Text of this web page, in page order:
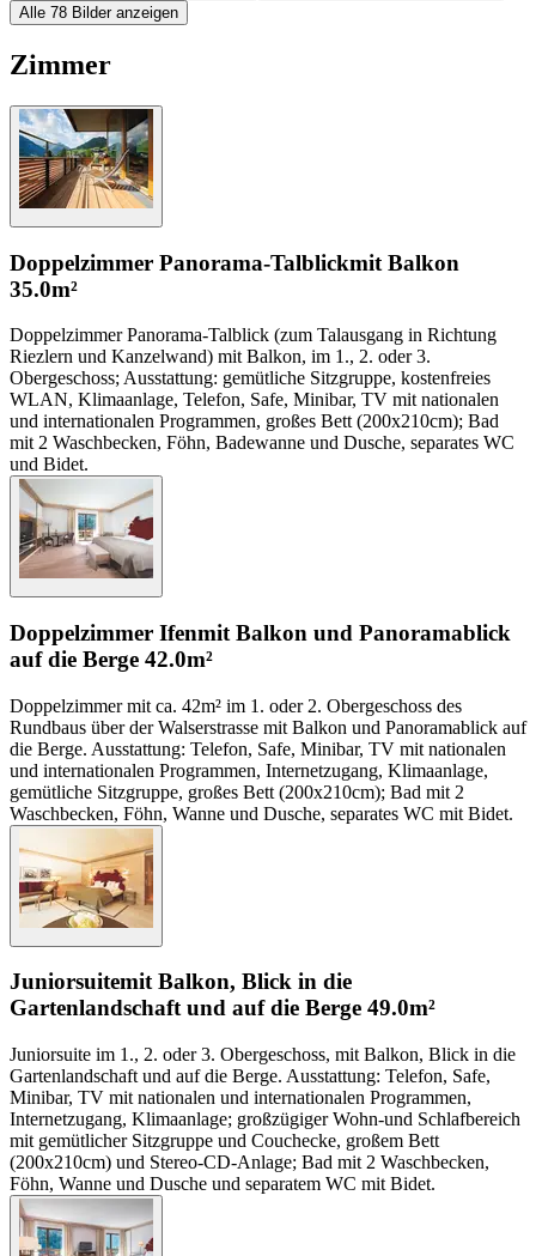
Alle 78 Bilder anzeigen
Zimmer
Doppelzimmer Panorama-Talblickmit Balkon
35.0m²
Doppelzimmer Panorama-Talblick (zum Talausgang in Richtung
Riezlern und Kanzelwand) mit Balkon, im 1., 2. oder 3.
Obergeschoss; Ausstattung: gemütliche Sitzgruppe, kostenfreies
WLAN, Klimaanlage, Telefon, Safe, Minibar, TV mit nationalen
und internationalen Programmen, großes Bett (200x210cm); Bad
mit 2 Waschbecken, Föhn, Badewanne und Dusche, separates WC
und Bidet.
Doppelzimmer Ifenmit Balkon und Panoramablick
auf die Berge 42.0m²
Doppelzimmer mit ca. 42m² im 1. oder 2. Obergeschoss des
Rundbaus über der Walserstrasse mit Balkon und Panoramablick auf
die Berge. Ausstattung: Telefon, Safe, Minibar, TV mit nationalen
und internationalen Programmen, Internetzugang, Klimaanlage,
gemütliche Sitzgruppe, großes Bett (200x210cm); Bad mit 2
Waschbecken, Föhn, Wanne und Dusche, separates WC mit Bidet.
Juniorsuitemit Balkon, Blick in die
Gartenlandschaft und auf die Berge 49.0m²
Juniorsuite im 1., 2. oder 3. Obergeschoss, mit Balkon, Blick in die
Gartenlandschaft und auf die Berge. Ausstattung: Telefon, Safe,
Minibar, TV mit nationalen und internationalen Programmen,
Internetzugang, Klimaanlage; großzügiger Wohn-und Schlafbereich
mit gemütlicher Sitzgruppe und Couchecke, großem Bett
(200x210cm) und Stereo-CD-Anlage; Bad mit 2 Waschbecken,
Föhn, Wanne und Dusche und separatem WC mit Bidet.